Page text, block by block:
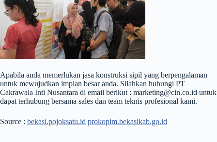
Apabila anda memerlukan jasa konstruksi sipil yang berpengalaman
untuk mewujudkan impian besar anda. Silahkan hubungi PT
Cakrawala Inti Nusantara di email berikut : marketing@cin.co.id untuk
dapat terhubung bersama sales dan team teknis profesional kami.
Source : bekasi.pojoksatu.id prokopim.bekasikab.go.id